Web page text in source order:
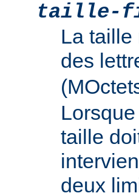
taille-
La taille
des
taille
deux